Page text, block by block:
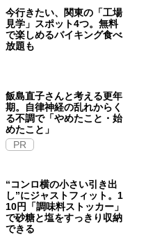
今行きたい、関東の「工場
見学」スポット4つ。無料
で楽しめるバイキング食べ
放題も
飯島直子さんと考える更年
期。自律神経の乱れからく
る不調で「やめたこと・始
めたこと」
PR
“コンロ横の小さい引き出
し”にジャストフィット。1
10円「調味料ストッカー」
で砂糖と塩をすっきり収納
できる